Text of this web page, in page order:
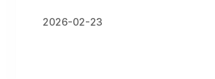
2026-02-23